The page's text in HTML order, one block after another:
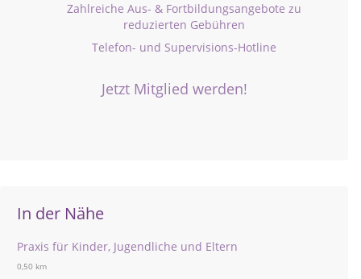
Zahlreiche Aus- & Fortbildungsangebote zu
reduzierten Gebühren
Telefon- und Supervisions-Hotline
Jetzt Mitglied werden!
In der Nähe
Praxis für Kinder, Jugendliche und Eltern
0,50 km